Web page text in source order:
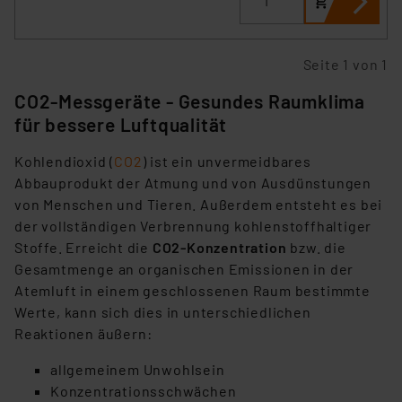
Daten in den USA. Ihre Einwilligung zur Einbindung von
die Verarbeitung Ihrer Daten in den USA gemäß Art. 49
(1) lit. a DSGVO. Nähere Infos zu diesen Drittanbietern
der Datenschutzerklärung. Für die USA besteht kein
Angemessenheitsbeschluss der EU. Dies bedeutet,
dass die USA als Land mit unzureichendem
Datenschutz nach EU-Standards eingestuft wird. So
besteht etwa das Risiko, dass US-Behörden
personenbezogene Daten in
Überwachungsprogrammen verarbeiten, ohne dass
hiergegen Klagemöglichkeiten für Europäer bestehen.
Unsere Kooperation mit diesen Dienstleistern stützt
Europäischen Kommission sowie einer eigenen
Seite 1 von 1
CO2-Messgeräte - Gesundes Raumklima
für bessere Luftqualität
Kohlendioxid ( CO2 ) ist ein unvermeidbares
Abbauprodukt der Atmung und von Ausdünstungen
von Menschen und Tieren. Außerdem entsteht es bei
der vollständigen Verbrennung kohlenstoffhaltiger
Stoffe. Erreicht die CO2-Konzentration bzw. die
Gesamtmenge an organischen Emissionen in der
Atemluft in einem geschlossenen Raum bestimmte
Werte, kann sich dies in unterschiedlichen
Reaktionen äußern:
allgemeinem Unwohlsein
Konzentrationsschwächen